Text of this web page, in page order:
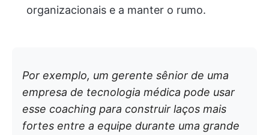
organizacionais e a manter o rumo.
Por exemplo, um gerente sênior de uma
empresa de tecnologia médica pode usar
esse coaching para construir laços mais
fortes entre a equipe durante uma grande